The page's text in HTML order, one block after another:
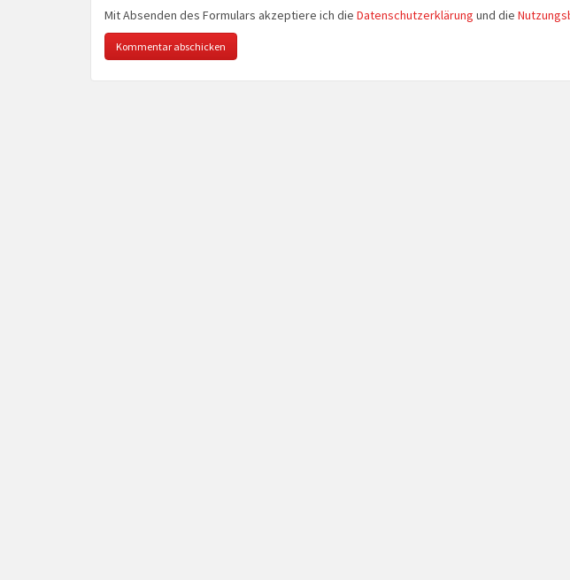
Mit Absenden des Formulars akzeptiere ich die Datenschutzerklärung und die